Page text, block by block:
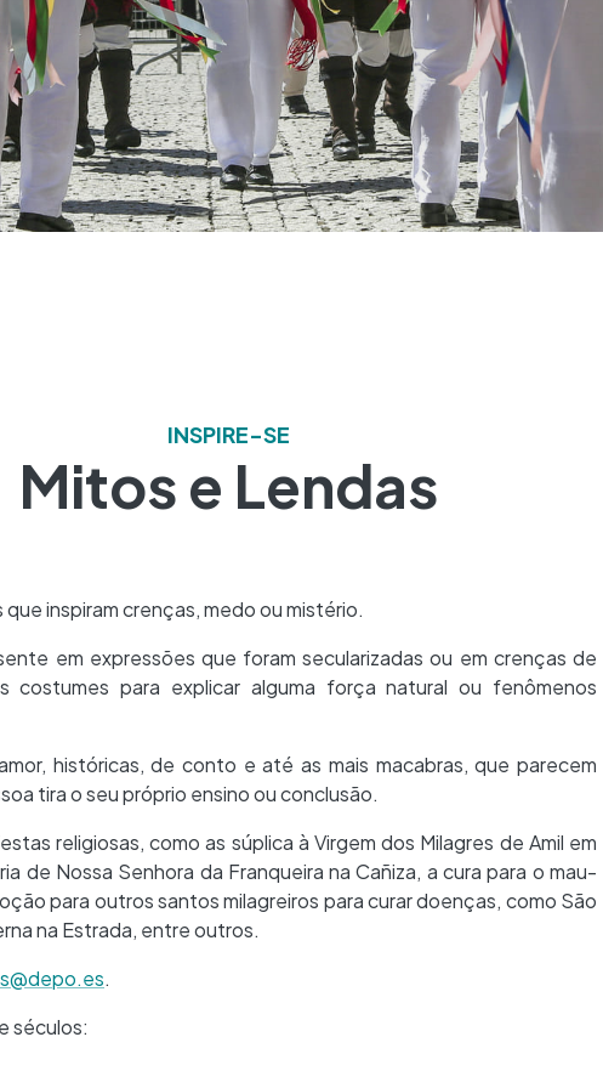
INSPIRE-SE
Mitos e Lendas
inspiram crenças, medo ou mistério.
em expressões que foram secularizadas ou em crenças de
para explicar alguma força natural ou fenômenos
históricas, de conto e até as mais macabras, que parecem
tira o seu próprio ensino ou conclusão.
religiosas, como as súplica à Virgem dos Milagres de Amil em
de Nossa Senhora da Franqueira na Cañiza, a cura para o mau-
para outros santos milagreiros para curar doenças, como São
na Estrada, entre outros.
.
séculos: